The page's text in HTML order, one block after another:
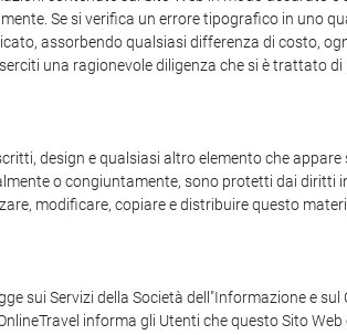
Se si verifica un errore tipografico in uno
assorbendo qualsiasi differenza di costo,
una ragionevole diligenza che si è trattato di
design e qualsiasi altro elemento che
o congiuntamente, sono protetti dai diritti
modificare, copiare e distribuire questo
sui Servizi della Società dell"Informazione e
informa gli Utenti che questo Sito Web